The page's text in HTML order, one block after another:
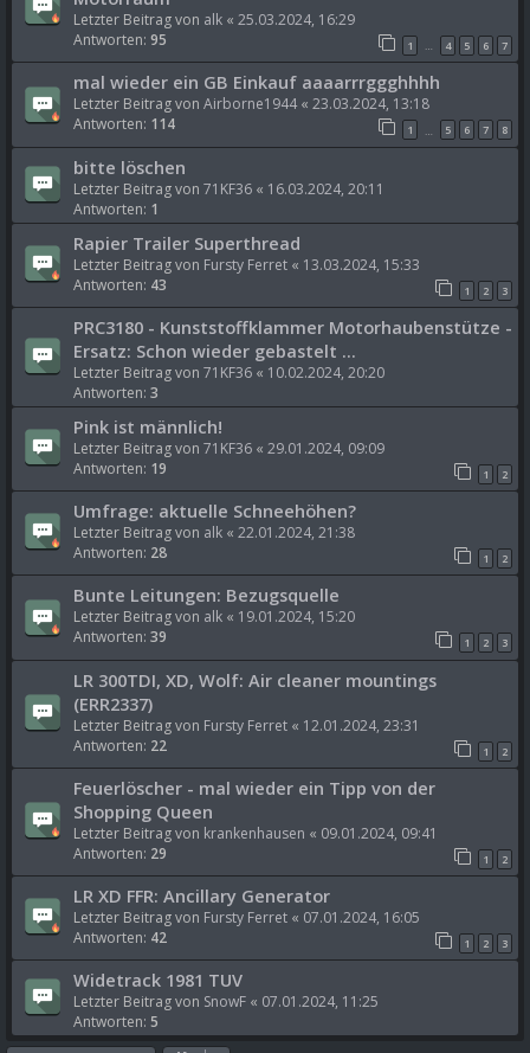
Letzter Beitrag von alk « 25.03.2024, 16:29
Antworten: 95 1 … 4 5 6 7
mal wieder ein GB Einkauf aaaarrrggghhhh
Letzter Beitrag von Airborne1944 « 23.03.2024, 13:18
Antworten: 114 1 5 6 7 8
bitte löschen
Letzter Beitrag von 71KF36 « 16.03.2024, 20:11
Antworten: 1
Rapier Trailer Superthread
Letzter Beitrag von Fursty Ferret « 13.03.2024, 15:33
Antworten: 43 1 2 3
PRC3180 - Kunststoffklammer Motorhaubenstütze -
Ersatz: Schon wieder gebastelt ...
Letzter Beitrag von 71KF36 « 10.02.2024, 20:20
Antworten: 3
Pink ist männlich!
Letzter Beitrag von 71KF36 « 29.01.2024, 09:09
Antworten: 19 1 2
Umfrage: aktuelle Schneehöhen?
Letzter Beitrag von alk « 22.01.2024, 21:38
Antworten: 28 1 2
Bunte Leitungen: Bezugsquelle
Letzter Beitrag von alk « 19.01.2024, 15:20
Antworten: 39 1 2 3
LR 300TDI, XD, Wolf: Air cleaner mountings
(ERR2337)
Letzter Beitrag von Fursty Ferret « 12.01.2024, 23:31
Antworten: 22 1 2
Feuerlöscher - mal wieder ein Tipp von der
Shopping Queen
Letzter Beitrag von krankenhausen « 09.01.2024, 09:41
Antworten: 29 1 2
LR XD FFR: Ancillary Generator
Letzter Beitrag von Fursty Ferret « 07.01.2024, 16:05
Antworten: 42 1 2 3
Widetrack 1981 TUV
Letzter Beitrag von SnowF « 07.01.2024, 11:25
Antworten: 5